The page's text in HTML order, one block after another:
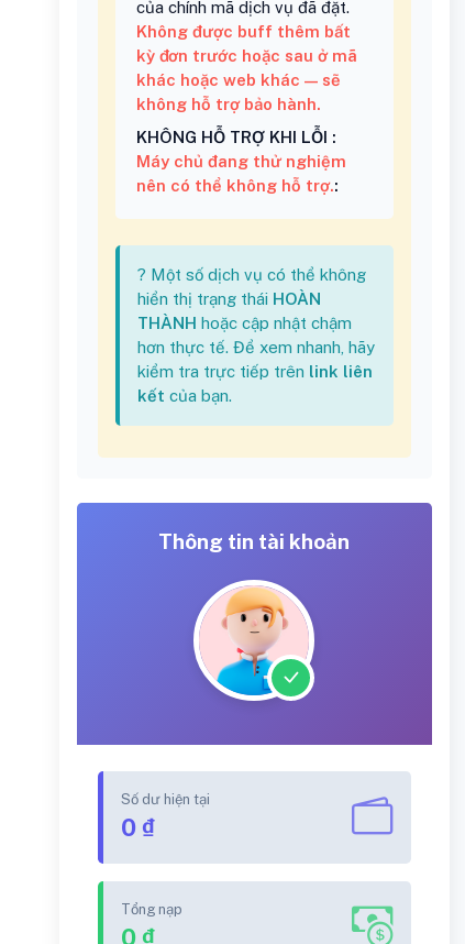
của chính mã dịch vụ đã đặt.
Không được buff thêm bất
kỳ đơn trước hoặc sau ở mã
khác hoặc web khác — sẽ
không hỗ trợ bảo hành.
KHÔNG HỖ TRỢ KHI LỖI :
Máy chủ đang thử nghiệm
nên có thể không hỗ trợ.:
? Một số dịch vụ có thể không
hiển thị trạng thái HOÀN
THÀNH hoặc cập nhật chậm
hơn thực tế. Để xem nhanh, hãy
kiểm tra trực tiếp trên link liên
kết của bạn.
Thông tin tài khoản
Số dư hiện tại
0 ₫
Tổng nạp
0 ₫